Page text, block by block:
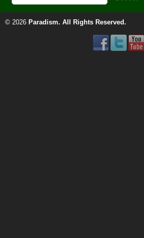
© 2026 Paradism. All Rights Reserved.